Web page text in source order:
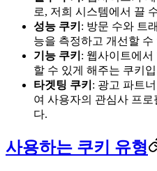
로, 저희 시스템에서 끌
성능 쿠키 : 방문 수와 트
능을 측정하고 개선할
기능 쿠키 : 웹사이트에
할 수 있게 해주는 쿠키
타겟팅 쿠키 : 광고 파트
여 사용자의 관심사 프로
다.
사용하는 쿠키 유형